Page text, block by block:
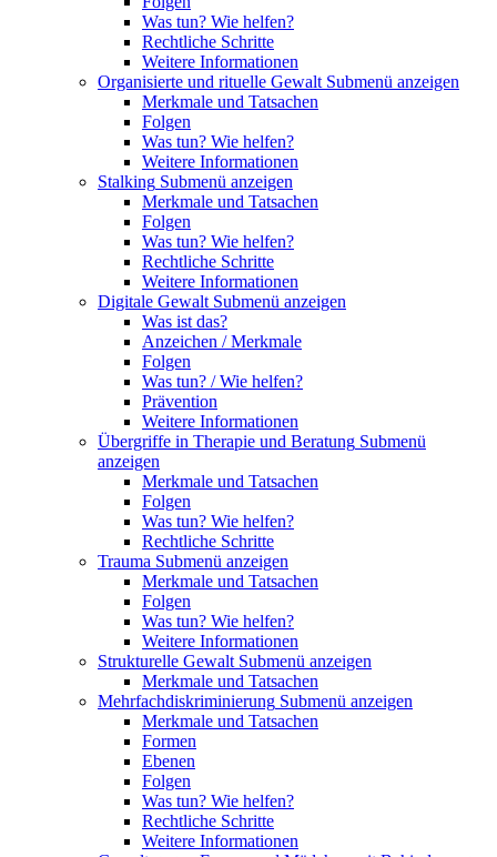
Was tun? Wie helfen?
Rechtliche Schritte
Weitere Informationen
Organisierte und rituelle Gewalt Submenü anzeigen
Merkmale und Tatsachen
Folgen
Was tun? Wie helfen?
Weitere Informationen
Stalking Submenü anzeigen
Merkmale und Tatsachen
Folgen
Was tun? Wie helfen?
Rechtliche Schritte
Weitere Informationen
Digitale Gewalt Submenü anzeigen
Was ist das?
Anzeichen / Merkmale
Folgen
Was tun? / Wie helfen?
Prävention
Weitere Informationen
Übergriffe in Therapie und Beratung Submenü
anzeigen
Merkmale und Tatsachen
Folgen
Was tun? Wie helfen?
Rechtliche Schritte
Trauma Submenü anzeigen
Merkmale und Tatsachen
Folgen
Was tun? Wie helfen?
Weitere Informationen
Strukturelle Gewalt Submenü anzeigen
Merkmale und Tatsachen
Mehrfachdiskriminierung Submenü anzeigen
Merkmale und Tatsachen
Formen
Ebenen
Folgen
Was tun? Wie helfen?
Rechtliche Schritte
Weitere Informationen